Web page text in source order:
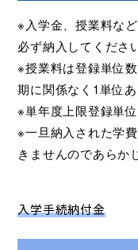
※入学金、授業料な
必ず納入してください
※授業料は登録単位
期に関係なく1単位
※単年度上限登録単
※一旦納入された学
きませんのであらか
入学手続納付金